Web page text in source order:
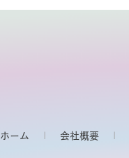
ホーム 会社概要